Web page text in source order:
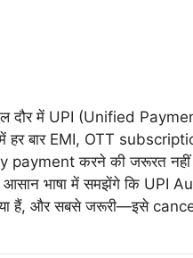
दौर में UPI (Unified
हर बार EMI, OTT
payment करने की जरूरत नहीं
आसान भाषा में समझेंगे कि UPI
हैं, और सबसे जरूरी—इसे